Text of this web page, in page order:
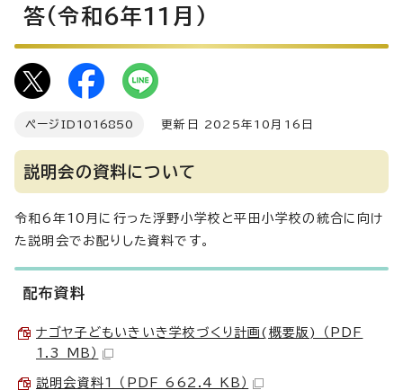
答(令和6年11月)
ページID 1016850 更新日 2025年10月16日
説明会の資料について
令和6年10月に行った浮野小学校と平田小学校の統合に向け
た説明会でお配りした資料です。
配布資料
ナゴヤ子どもいきいき学校づくり計画(概要版) （PDF
1.3 MB）
説明会資料1 （PDF 662.4 KB）